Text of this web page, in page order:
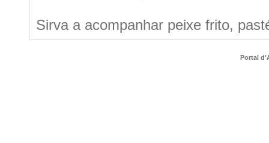
Sirva a acompanhar peixe frito,
Portal